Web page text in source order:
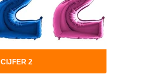
CIJFER 2